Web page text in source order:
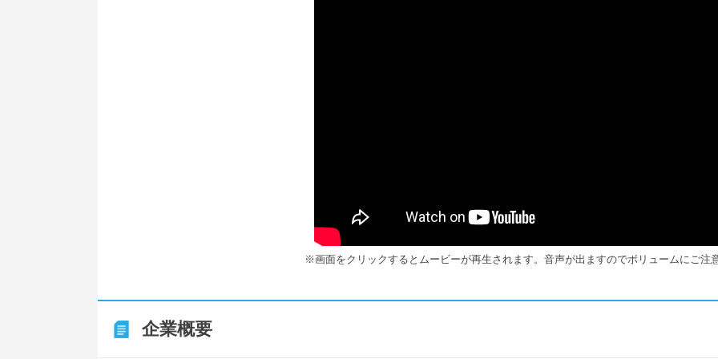
※画面をクリックするとムービーが再生されます。音声が出ますのでボリュームにご注
企業概要